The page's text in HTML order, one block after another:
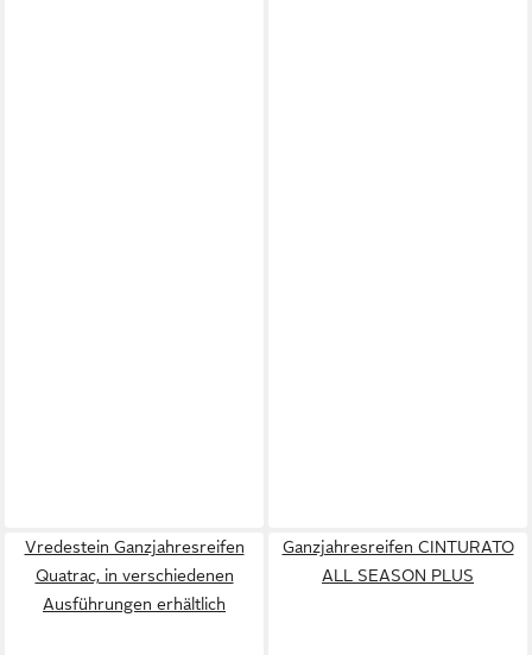
Vredestein Ganzjahresreifen
Quatrac, in verschiedenen
Ausführungen erhältlich
Ganzjahresreifen CINTURATO
ALL SEASON PLUS